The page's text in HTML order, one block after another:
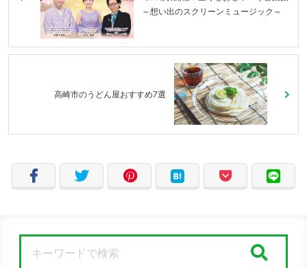
～想い出のスクリーンミュージック～
高崎市のうどん屋おすすめ7選